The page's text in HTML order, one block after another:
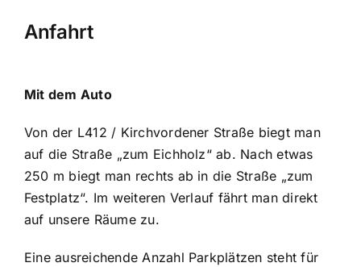
Anfahrt
Mit dem Auto
Von der L412 / Kirchvordener Straße biegt man
auf die Straße „zum Eichholz“ ab. Nach etwas
250 m biegt man rechts ab in die Straße „zum
Festplatz“. Im weiteren Verlauf fährt man direkt
auf unsere Räume zu.
Eine ausreichende Anzahl Parkplätzen steht für